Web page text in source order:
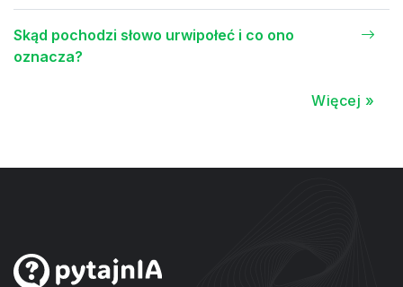
Skąd pochodzi słowo urwipołeć i co ono
oznacza?
Więcej »